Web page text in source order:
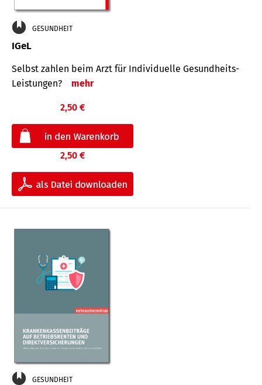
GESUNDHEIT
IGeL
Selbst zahlen beim Arzt für Indi­vidu­elle Gesund­heits-
Leis­tungen?
mehr
2,50 €
2,50 €
GESUNDHEIT